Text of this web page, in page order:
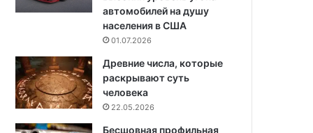
автомобилей на душу
населения в США
01.07.2026
Древние числа, которые
раскрывают суть
человека
22.05.2026
Бесшовная профильная